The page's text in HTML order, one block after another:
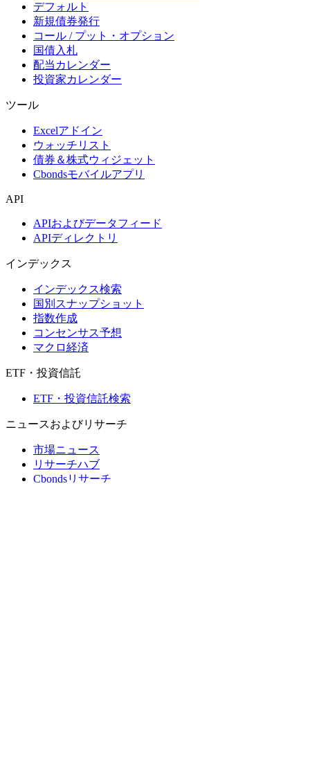
デフォルト
新規債券発行
コール / プット・オプション
国債入札
配当カレンダー
投資家カレンダー
ツール
Excelアドイン
ウォッチリスト
債券＆株式ウィジェット
Cbondsモバイルアプリ
API
APIおよびデータフィード
APIディレクトリ
インデックス
インデックス検索
国別スナップショット
指数作成
コンセンサス予想
マクロ経済
ETF・投資信託
ETF・投資信託検索
ニュースおよびリサーチ
市場ニュース
リサーチハブ
Cbondsリサーチ